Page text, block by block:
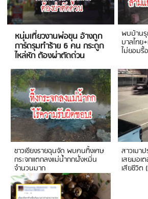
หนุ่มเที่ยวงานพ่อขุน อ้างถูก
การ์ดรุมทำร้าย 6 คน กระดูก
ไหล่หัก ต้องผ่าตัดด่วน
พบบ้านรุ
บาลไทย
ไม่ยอมรื้อ
ชาวเชียงรายฉุนจัด พบคนทิ้งเศษ
กระจกแตกลงแม่น้ำกกฝั่งหมิ่น
จำนวนมาก
สาวเมา
เสยมอเ
เสียชีวิต